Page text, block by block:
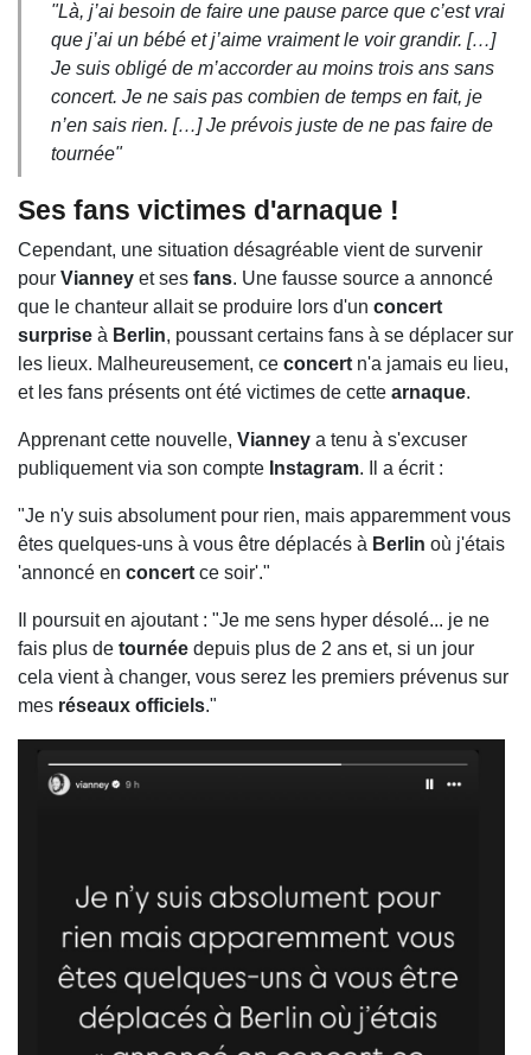
"Là, j’ai besoin de faire une pause parce que c’est vrai
que j’ai un bébé et j’aime vraiment le voir grandir. […]
Je suis obligé de m’accorder au moins trois ans sans
concert. Je ne sais pas combien de temps en fait, je
n’en sais rien. […] Je prévois juste de ne pas faire de
tournée"
Ses fans victimes d'arnaque !
Cependant, une situation désagréable vient de survenir
pour Vianney et ses fans. Une fausse source a annoncé
que le chanteur allait se produire lors d'un concert
surprise à Berlin, poussant certains fans à se déplacer sur
les lieux. Malheureusement, ce concert n'a jamais eu lieu,
et les fans présents ont été victimes de cette arnaque.
Apprenant cette nouvelle, Vianney a tenu à s'excuser
publiquement via son compte Instagram. Il a écrit :
"Je n'y suis absolument pour rien, mais apparemment vous
êtes quelques-uns à vous être déplacés à Berlin où j'étais
'annoncé en concert ce soir'."
Il poursuit en ajoutant : "Je me sens hyper désolé... je ne
fais plus de tournée depuis plus de 2 ans et, si un jour
cela vient à changer, vous serez les premiers prévenus sur
mes réseaux officiels."